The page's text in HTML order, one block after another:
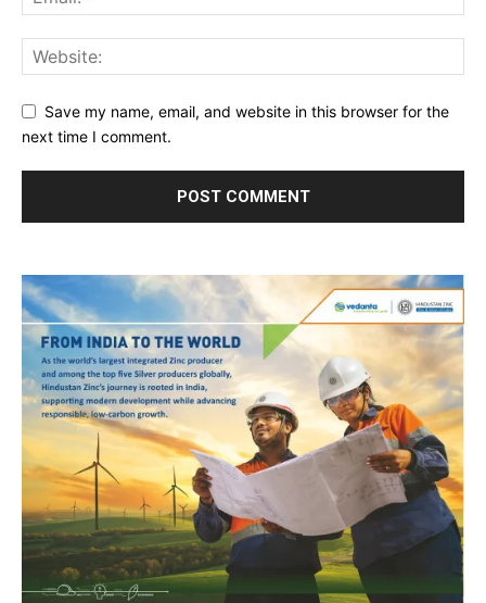
Save my name, email, and website in this browser for the
next time I comment.